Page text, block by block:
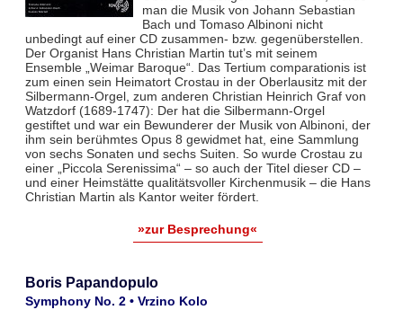
man die Musik von Johann Sebastian
Bach und Tomaso Albinoni nicht
unbedingt auf einer CD zusammen- bzw. gegenüberstellen.
Der Organist Hans Christian Martin tut’s mit seinem
Ensemble „Weimar Baroque“. Das Tertium comparationis ist
zum einen sein Heimatort Crostau in der Oberlausitz mit der
Silbermann-Orgel, zum anderen Christian Heinrich Graf von
Watzdorf (1689-1747): Der hat die Silbermann-Orgel
gestiftet und war ein Bewunderer der Musik von Albinoni, der
ihm sein berühmtes Opus 8 gewidmet hat, eine Sammlung
von sechs Sonaten und sechs Suiten. So wurde Crostau zu
einer „Piccola Serenissima“ – so auch der Titel dieser CD –
und einer Heimstätte qualitätsvoller Kirchenmusik – die Hans
Christian Martin als Kantor weiter fördert.
»zur Besprechung«
Boris Papandopulo
Symphony No. 2 • Vrzino Kolo